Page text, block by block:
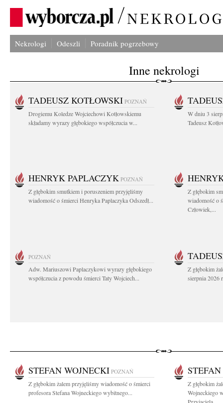
Nekrologi Odeszli Poradnik pogrzebowy
Inne nekrologi
TADEUSZ KOTŁOWSKI POZNAŃ
Drogiemu Koledze Wojciechowi Kotłowskiemu
składamy wyrazy głębokiego współczucia w...
W dniu 3
Tadeusz
HENRYK PAPLACZYK POZNAŃ
Z głębokim smutkiem i poruszeniem przyjęliśmy
wiadomość o śmierci Henryka Paplaczyka Odszedł...
Z głębokim
wiadomość o
Człowiek,...
POZNAŃ
Adw. Mariuszowi Paplaczykowi wyrazy głębokiego
współczucia z powodu śmierci Taty Wojciech...
Z głębokim
sierpnia 2026
STEFAN WOJNECKI POZNAŃ
Z głębokim żalem przyjęliśmy wiadomość o śmierci
profesora Stefana Wojneckiego wybitnego...
Z głębokim
Wojneckiego